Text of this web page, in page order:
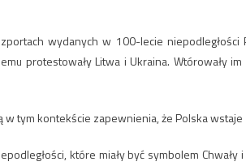
wydanych w 100-lecie
protestowały Litwa i Ukraina. Wtórowały
tym kontekście zapewnienia, że Polska
które miały być symbolem Chwały